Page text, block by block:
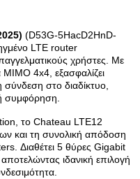
(D53G-5HacD2HnD-
LTE router
χρήστες. Με
4x4, εξασφαλίζει
στο διαδίκτυο,
συμφόρηση.
το Chateau LTE12
και τη συνολική απόδοση
Διαθέτει 5 θύρες Gigabit
ιδανική επιλογή